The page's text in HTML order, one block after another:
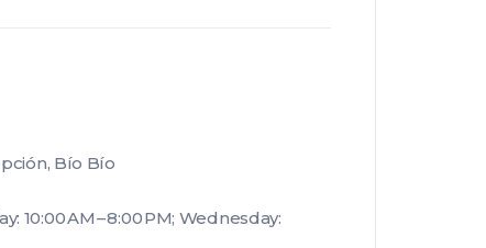
Bío Bío
10:00 AM – 8:00 PM; Wednesday: